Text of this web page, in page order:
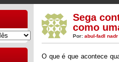
Sega
como
Por: abul-fadl
O que é que acontece